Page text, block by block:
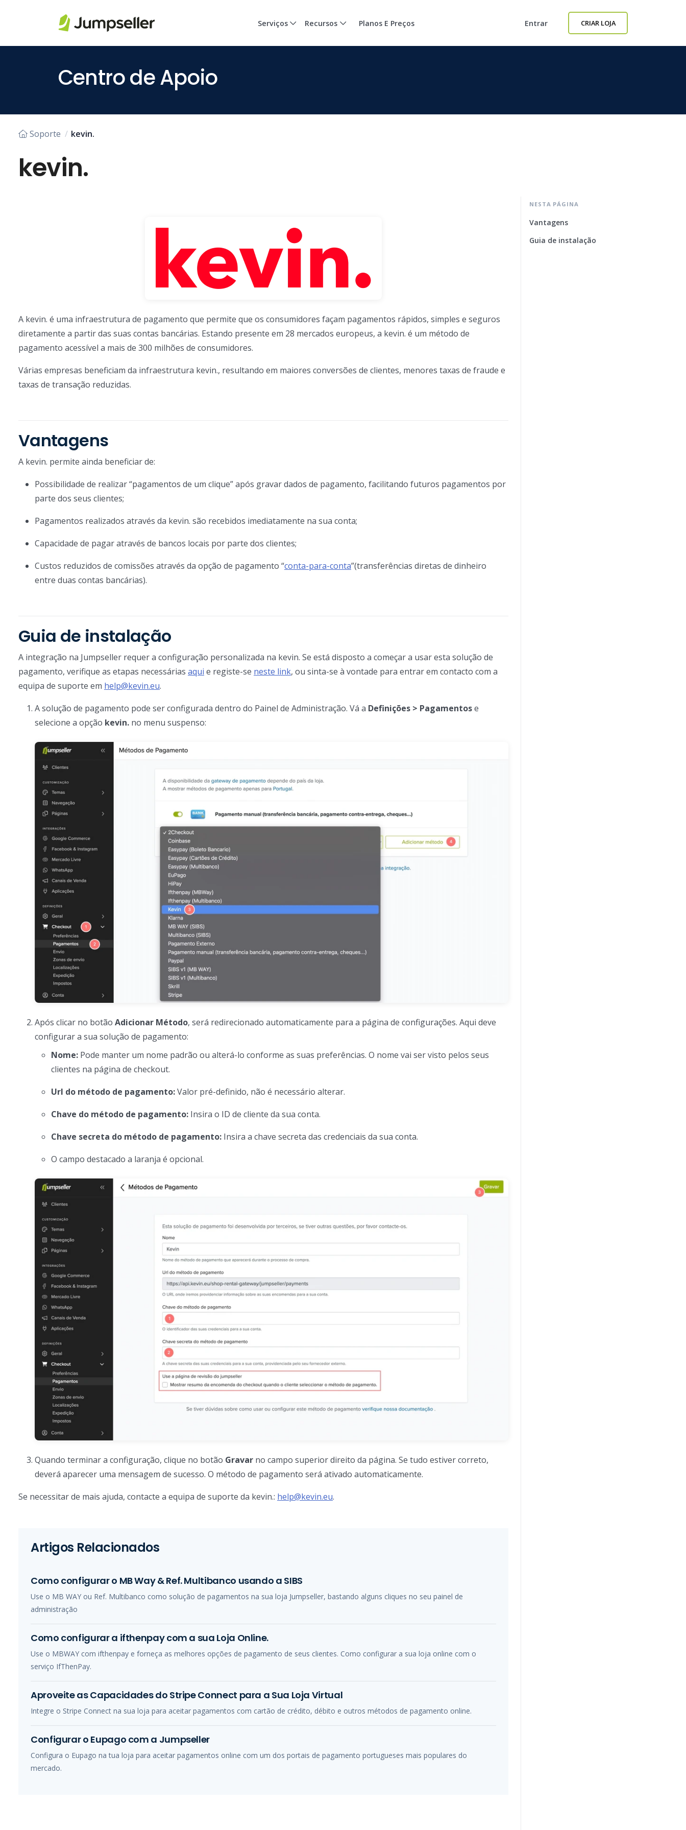
Pular para o conteúdo principal
Serviços Recursos Planos E Preços Entrar CRIAR LOJA
Centro de Apoio
Soporte kevin.
kevin.
A kevin. é uma infraestrutura de pagamento que permite que os consumidores façam pagamentos rápidos, simples e seguros
diretamente a partir das suas contas bancárias. Estando presente em 28 mercados europeus, a kevin. é um método de
pagamento acessível a mais de 300 milhões de consumidores.
Várias empresas beneficiam da infraestrutura kevin., resultando em maiores conversões de clientes, menores taxas de fraude e
taxas de transação reduzidas.
Vantagens
A kevin. permite ainda beneficiar de:
Possibilidade de realizar “pagamentos de um clique” após gravar dados de pagamento, facilitando futuros pagamentos por
parte dos seus clientes;
Pagamentos realizados através da kevin. são recebidos imediatamente na sua conta;
Capacidade de pagar através de bancos locais por parte dos clientes;
Custos reduzidos de comissões através da opção de pagamento “conta-para-conta”(transferências diretas de dinheiro
entre duas contas bancárias).
Guia de instalação
A integração na Jumpseller requer a configuração personalizada na kevin. Se está disposto a começar a usar esta solução de
pagamento, verifique as etapas necessárias aqui e registe-se neste link, ou sinta-se à vontade para entrar em contacto com a
equipa de suporte em help@kevin.eu.
A solução de pagamento pode ser configurada dentro do Painel de Administração. Vá a Definições > Pagamentose
selecione a opção kevin. no menu suspenso:
Após clicar no botão Adicionar Método, será redirecionado automaticamente para a página de configurações. Aqui deve
configurar a sua solução de pagamento:
Nome: Pode manter um nome padrão ou alterá-lo conforme as suas preferências. O nome vai ser visto pelos seus
clientes na página de checkout.
Url do método de pagamento:Valor pré-definido, não é necessário alterar.
Chave do método de pagamento: Insira o ID de cliente da sua conta.
Chave secreta do método de pagamento: Insira a chave secreta das credenciais da sua conta.
O campo destacado a laranja é opcional.
Quando terminar a configuração, clique no botão Gravar no campo superior direito da página. Se tudo estiver correto,
deverá aparecer uma mensagem de sucesso. O método de pagamento será ativado automaticamente.
Se necessitar de mais ajuda, contacte a equipa de suporte da kevin.: help@kevin.eu.
Artigos Relacionados
Como configurar o MB Way & Ref. Multibanco usando a SIBS
Use o MB WAY ou Ref. Multibanco como solução de pagamentos na sua loja Jumpseller, bastando alguns cliques no seu painel de
administração
Como configurar a ifthenpay com a sua Loja Online.
Use o MBWAY com ifthenpay e forneça as melhores opções de pagamento de seus clientes. Como configurar a sua loja online com o
serviço IfThenPay.
Aproveite as Capacidades do Stripe Connect para a Sua Loja Virtual
Integre o Stripe Connect na sua loja para aceitar pagamentos com cartão de crédito, débito e outros métodos de pagamento online.
Configurar o Eupago com a Jumpseller
Configura o Eupago na tua loja para aceitar pagamentos online com um dos portais de pagamento portugueses mais populares do
mercado.
NESTA PÁGINA
Vantagens
Guia de instalação